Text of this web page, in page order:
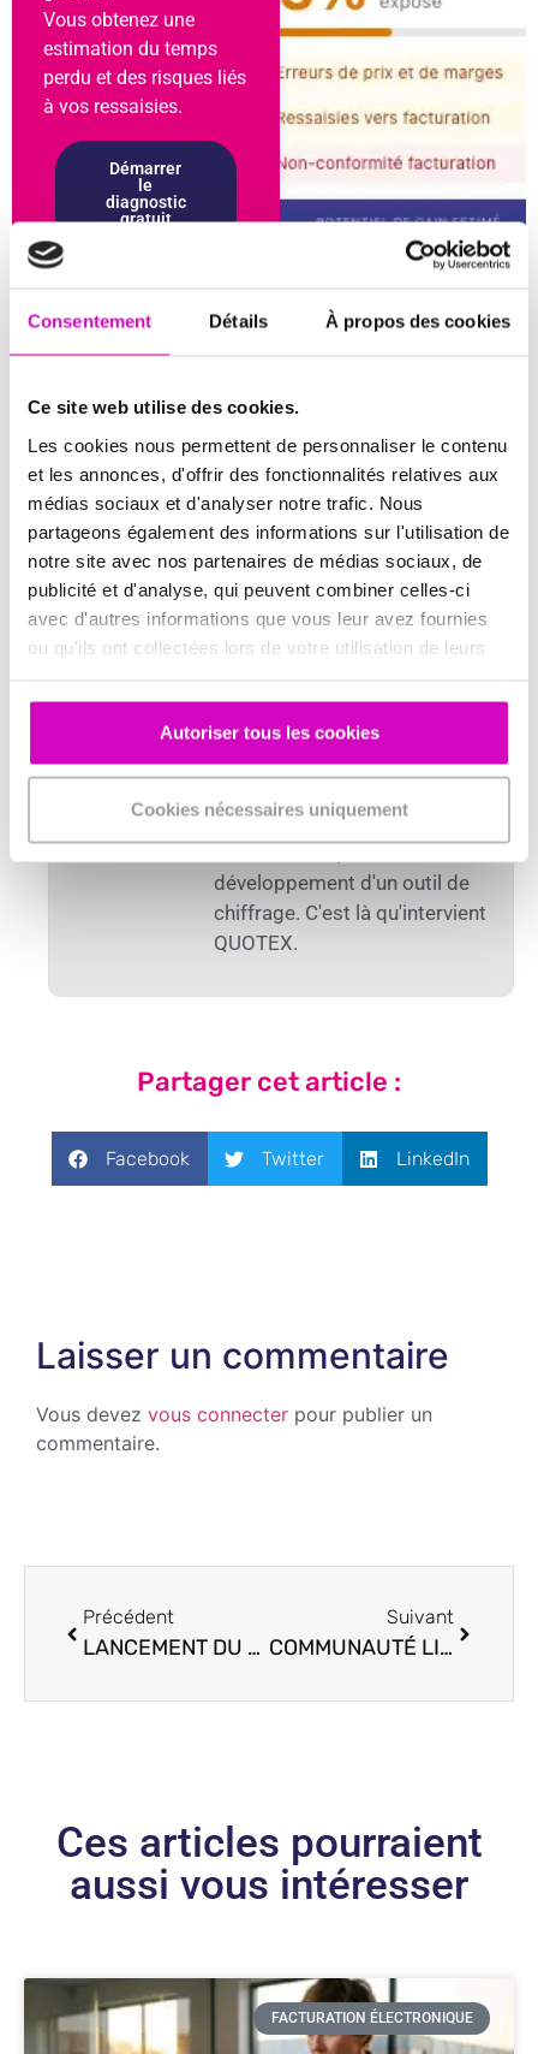
Consentement Détails À propos des cookies
Ce site web utilise des cookies.
Les cookies nous permettent de personnaliser le contenu
et les annonces, d'offrir des fonctionnalités relatives aux
médias sociaux et d'analyser notre trafic. Nous
partageons également des informations sur l'utilisation de
notre site avec nos partenaires de médias sociaux, de
publicité et d'analyse, qui peuvent combiner celles-ci
avec d'autres informations que vous leur avez fournies
ou qu'ils ont collectées lors de votre utilisation de leurs
Autoriser tous les cookies
Cookies nécessaires uniquement
Vous obtenez une
estimation du temps
perdu et des risques liés
à vos ressaisies.
Démarrer
le
diagnostic
gratuit
RDV avec
un expert
Joachim Ménager
A vos côtés pour répondre à
vos besoins spécifiques
d'offres commerciales et de
gestion globale de votre
entreprise. Les commerciaux
focaliser sur la prise de
commandes, pas sur le
développement d'un outil de
chiffrage. C'est là qu'intervient
QUOTEX.
Partager cet article :
Facebook Twitter LinkedIn
Laisser un commentaire
Vous devez vous connecter pour publier un
commentaire.
Précédent
LANCEMENT DU PREMIER MODULE D’E-LEARNING DE QUOTEX
Suivant
COMMUNAUTÉ LINKEDIN : UN ESPACE VIP POUR LES UTILISATEURS DE QDV7
Ces articles pourraient
aussi vous intéresser
FACTURATION ÉLECTRONIQUE